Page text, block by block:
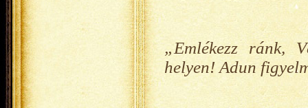
„Emlékezz ránk,
helyen! Adun